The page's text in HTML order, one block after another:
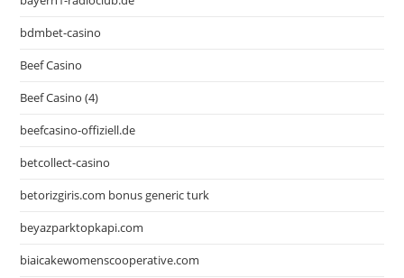
bdmbet-casino
Beef Casino
Beef Casino (4)
beefcasino-offiziell.de
betcollect-casino
betorizgiris.com bonus generic turk
beyazparktopkapi.com
biaicakewomenscooperative.com